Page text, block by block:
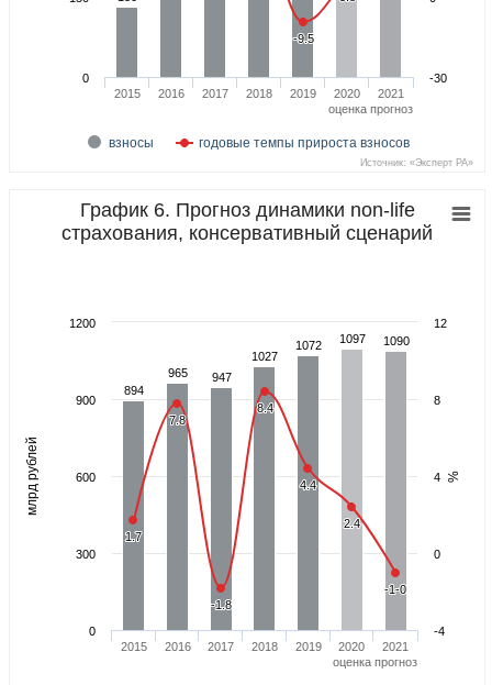
-9.5
-9.5
взносы годовые темпы прироста взносов
2015 2016 2017 2018 2019
2020
оценка
2021
прогноз
-30
0
Источник: «Эксперт РА»
%
м
л
р
д
р
у
б
л
е
й
График 6. Прогноз динамики non-life
страхования, консервативный сценарий
894
894
965
965 947
947
1027
1027
1072
1072 1097
1097 1090
1090
1.7
1.7
7.8
7.8
-1.8
-1.8
8.4
8.4
4.4
4.4
2.4
2.4
-1-0
-1-0
2015 2016 2017 2018 2019
2020
оценка
2021
прогноз
-4
0
4
8
12
0
300
600
900
1200